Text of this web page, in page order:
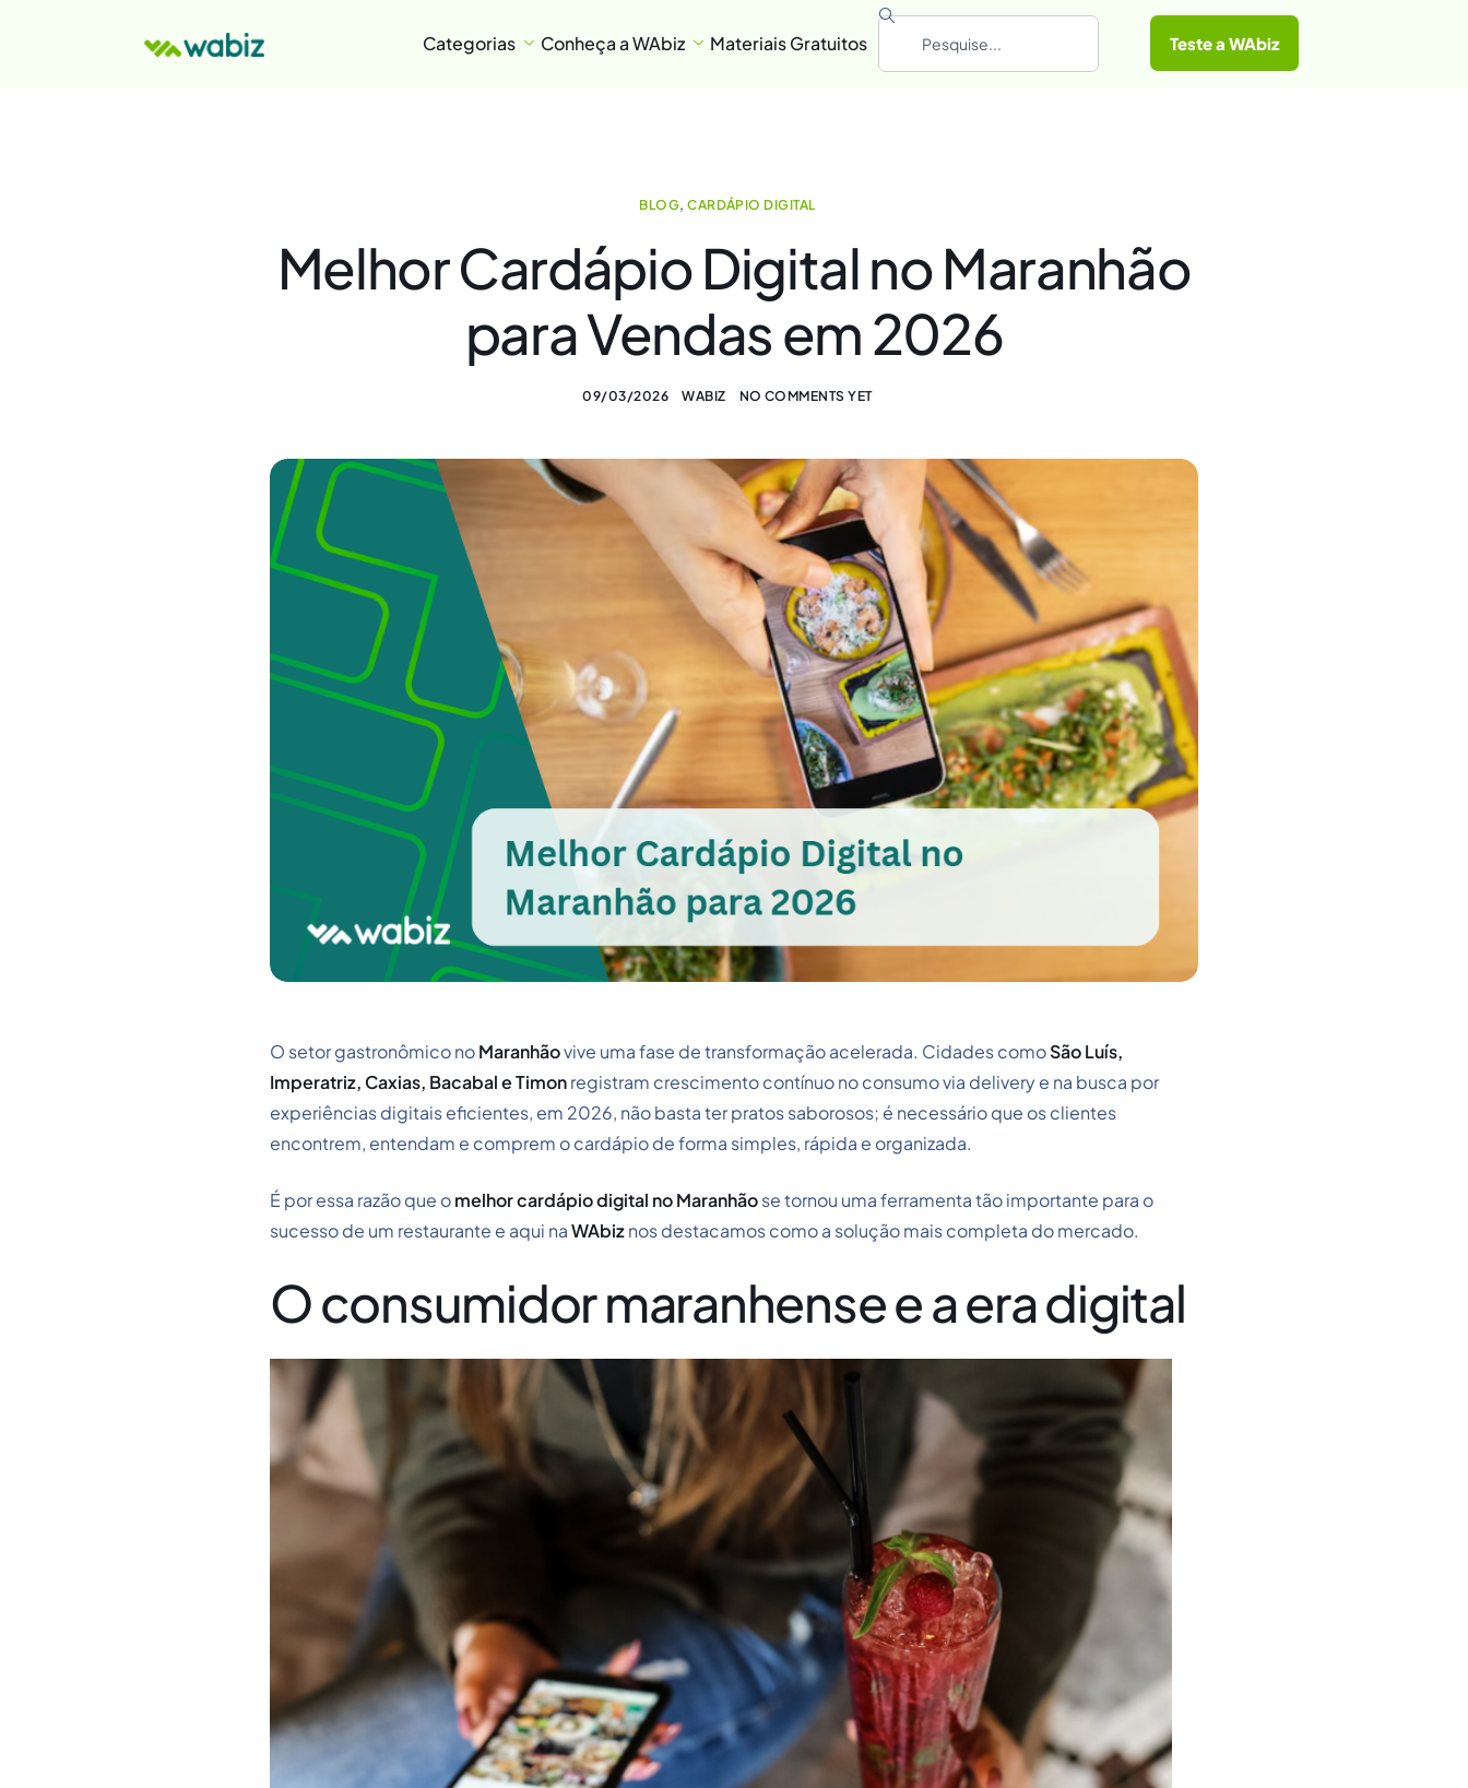
Categorias Conheça a WAbiz Materiais Gratuitos Teste a WAbiz
BLOG,CARDÁPIO DIGITAL
Melhor Cardápio Digital no Maranhão
para Vendas em 2026
09/03/2026 WABIZ NO COMMENTS YET
O setor gastronômico noMaranhãovive uma fase de transformação acelerada. Cidades comoSão Luís,
Imperatriz, Caxias, Bacabal e Timonregistram crescimento contínuo no consumo via delivery e na busca por
experiências digitais eficientes, em 2026, não basta ter pratos saborosos; é necessário que os clientes
encontrem, entendam e comprem o cardápio de forma simples, rápida e organizada.
É por essa razão que omelhor cardápio digital no Maranhãose tornou uma ferramenta tão importante para o
sucesso de um restaurante e aqui naWAbiznos destacamos como a solução mais completa do mercado.
O consumidor maranhense e a era digital